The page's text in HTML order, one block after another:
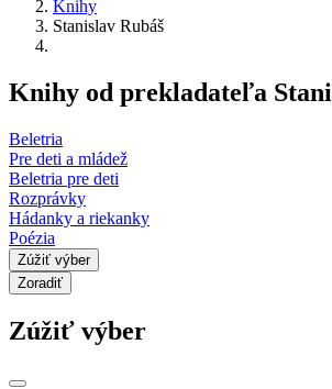
Knihy
Stanislav Rubáš
Knihy od prekladateľa
Beletria
Pre deti a mládež
Beletria pre deti
Rozprávky
Hádanky a riekanky
Poézia
Zúžiť výber
Zoradiť
Zúžiť výber